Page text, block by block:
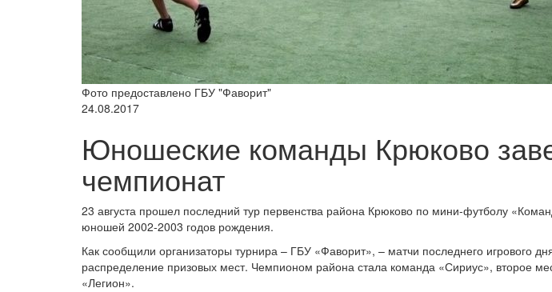
Фото предоставлено ГБУ "Фаворит"
24.08.2017
Юношеские команды Крюково
чемпионат
23 августа прошел последний тур первенства района Крюково по мини-футболу
юношей 2002-2003 годов рождения.
Как сообщили организаторы турнира – ГБУ «Фаворит», – матчи последнего игрового
распределение призовых мест. Чемпионом района стала команда «Сириус», второе
«Легион».